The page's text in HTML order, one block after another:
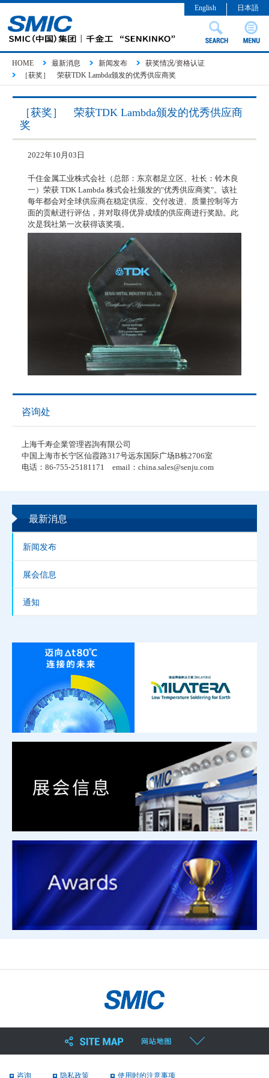
日本語
English
HOME 最新消息 新闻发布
获奖情况/资格认证
［获奖］ 荣获TDK Lambda颁发的优秀供应商奖
［获奖］ 荣获TDK Lambda颁发的优秀供应商
奖
2022年10月03日
千住金属工业株式会社（总部：东京都足立区、社长：铃木良
一）荣获 TDK Lambda 株式会社颁发的"优秀供应商奖"。该社
每年都会对全球供应商在稳定供应、交付改进、质量控制等方
面的贡献进行评估，并对取得优异成绩的供应商进行奖励。此
次是我社第一次获得该奖项。
咨询处
上海千寿企業管理咨詢有限公司
中国上海市长宁区仙霞路317号远东国际广场B栋2706室
电话：86-755-25181171 email：china.sales@senju.com
最新消息
新闻发布
展会信息
通知
咨询 隐私政策 使用时的注意事项